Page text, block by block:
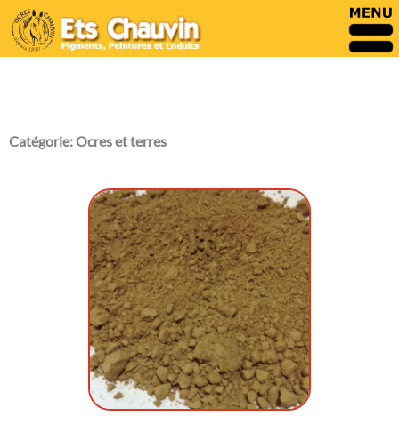
Catégorie:Ocres et terres